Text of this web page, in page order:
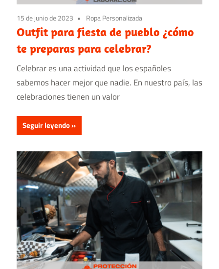
15 de junio de 2023 Ropa Personalizada
Outfit para fiesta de pueblo ¿cómo
te preparas para celebrar?
Celebrar es una actividad que los españoles
sabemos hacer mejor que nadie. En nuestro país, las
celebraciones tienen un valor
Seguir leyendo